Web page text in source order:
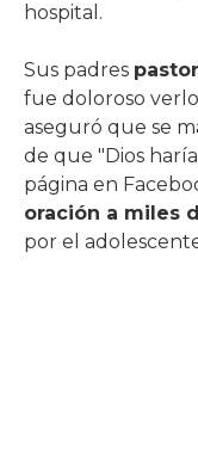
hospital.
Sus padres
fue doloroso
aseguró que se
de que "Dios
página en
oración a miles
por el